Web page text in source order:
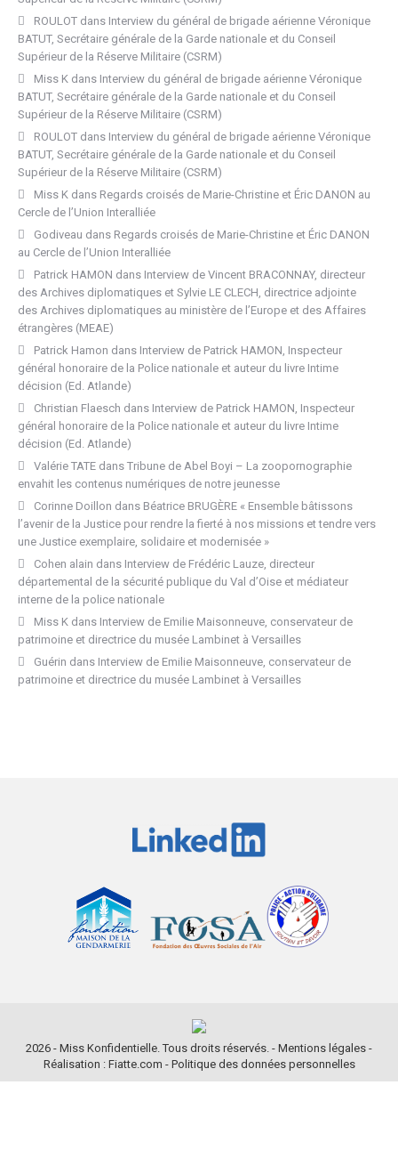
ROULOT dans Interview du général de brigade aérienne Véronique
BATUT, Secrétaire générale de la Garde nationale et du Conseil
Supérieur de la Réserve Militaire (CSRM)
Miss K dans Interview du général de brigade aérienne Véronique
BATUT, Secrétaire générale de la Garde nationale et du Conseil
Supérieur de la Réserve Militaire (CSRM)
ROULOT dans Interview du général de brigade aérienne Véronique
BATUT, Secrétaire générale de la Garde nationale et du Conseil
Supérieur de la Réserve Militaire (CSRM)
Miss K dans Regards croisés de Marie-Christine et Éric DANON au
Cercle de l’Union Interalliée
Godiveau dans Regards croisés de Marie-Christine et Éric DANON
au Cercle de l’Union Interalliée
Patrick HAMON dans Interview de Vincent BRACONNAY, directeur
des Archives diplomatiques et Sylvie LE CLECH, directrice adjointe
des Archives diplomatiques au ministère de l’Europe et des Affaires
étrangères (MEAE)
Patrick Hamon dans Interview de Patrick HAMON, Inspecteur
général honoraire de la Police nationale et auteur du livre Intime
décision (Ed. Atlande)
Christian Flaesch dans Interview de Patrick HAMON, Inspecteur
général honoraire de la Police nationale et auteur du livre Intime
décision (Ed. Atlande)
Valérie TATE dans Tribune de Abel Boyi – La zoopornographie
envahit les contenus numériques de notre jeunesse
Corinne Doillon dans Béatrice BRUGÈRE « Ensemble bâtissons
l’avenir de la Justice pour rendre la fierté à nos missions et tendre vers
une Justice exemplaire, solidaire et modernisée »
Cohen alain dans Interview de Frédéric Lauze, directeur
départemental de la sécurité publique du Val d’Oise et médiateur
interne de la police nationale
Miss K dans Interview de Emilie Maisonneuve, conservateur de
patrimoine et directrice du musée Lambinet à Versailles
Guérin dans Interview de Emilie Maisonneuve, conservateur de
patrimoine et directrice du musée Lambinet à Versailles
2026 - Miss Konfidentielle. Tous droits réservés. - Mentions légales -
Réalisation : Fiatte.com - Politique des données personnelles